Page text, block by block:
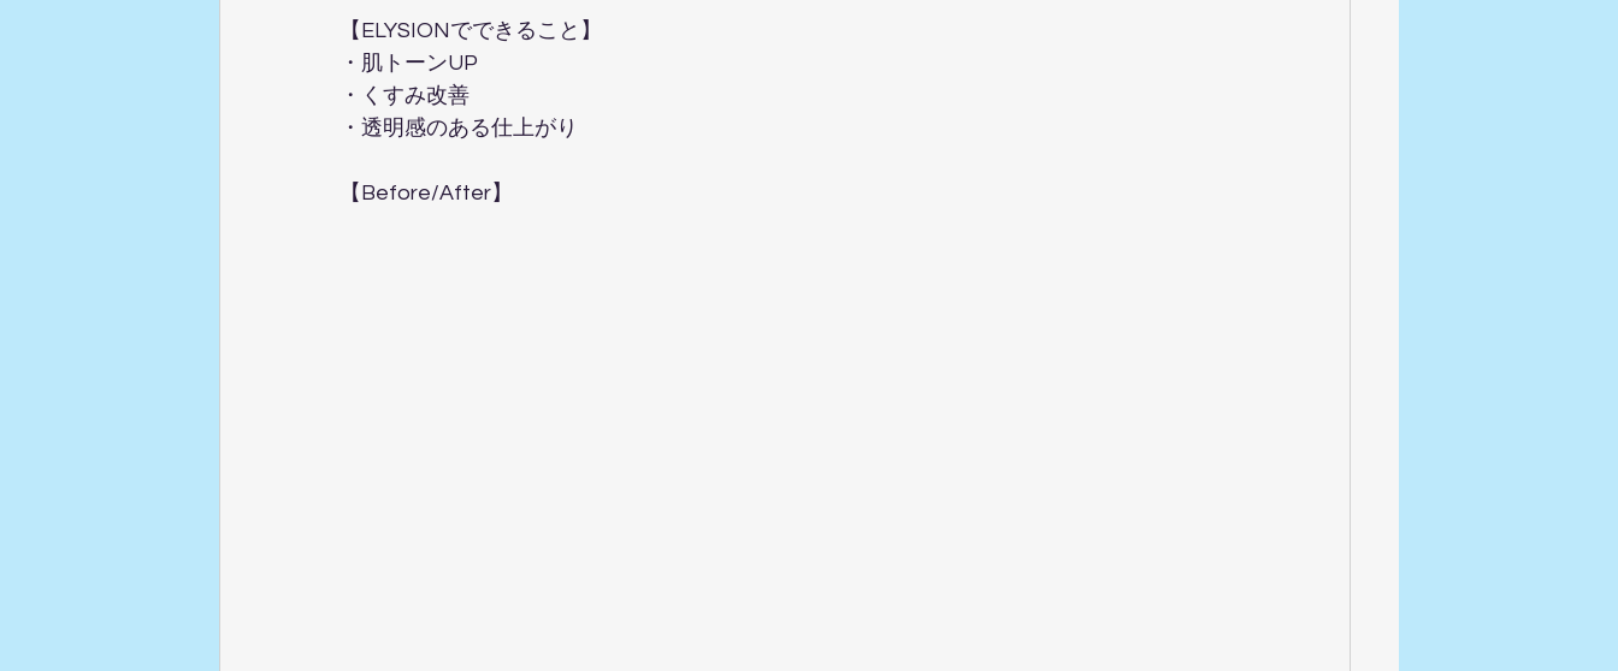
【ELYSIONでできること】
・肌トーンUP
・くすみ改善
・透明感のある仕上がり
【Before/After】